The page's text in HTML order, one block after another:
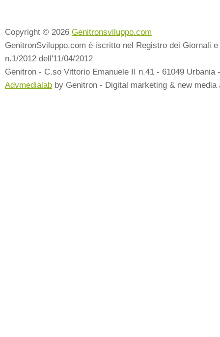
Copyright © 2026 Genitronsviluppo.com
GenitronSviluppo.com è iscritto nel Registro dei Giornali
n.1/2012 dell'11/04/2012
Genitron - C.so Vittorio Emanuele II n.41 - 61049 Urbania
Advmedialab by Genitron - Digital marketing & new media